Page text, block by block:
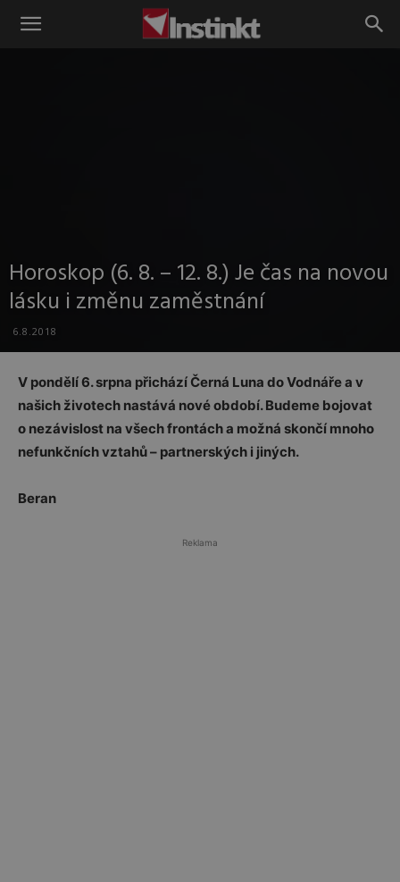
Instinkt
Horoskop (6. 8. – 12. 8.) Je čas na novou
lásku i změnu zaměstnání
6.8.2018
V pondělí 6. srpna přichází Černá Luna do Vodnáře a v
našich životech nastává nové období. Budeme bojovat
o nezávislost na všech frontách a možná skončí mnoho
nefunkčních vztahů – partnerských i jiných.
Beran
Reklama